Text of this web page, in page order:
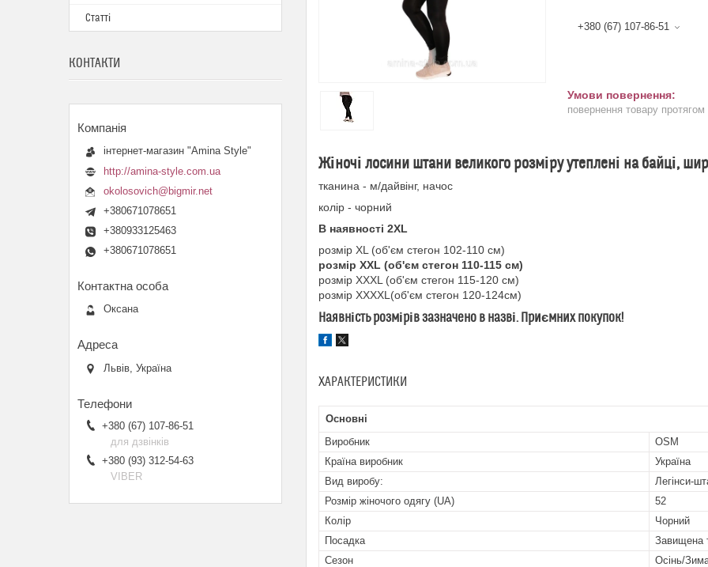
+380 (67) 107-86-51
повернення товару протягом
Жіночі лосини штани великого розміру утеплені на байці,
тканина - м/дайвінг, начос
колір - чорний
В наявності 2XL
розмір XL (об'єм стегон 102-110 см)
розмір XXL (об'єм стегон 110-115 см)
розмір XXXL (об'єм стегон 115-120 см)
розмір XХXXL(об'єм стегон 120-124см)
Наявність розмірів зазначено в назві. Приємних покупок!
ХАРАКТЕРИСТИКИ
Основні
Виробник
OSM
Країна виробник
Україна
Вид виробу:
Легінси-
Розмір жіночого одягу (UA)
52
Колір
Чорний
Посадка
Завищена
Сезон
Осінь/
Статті
КОНТАКТИ
інтернет-магазин "Amina Style"
http://amina-style.com.ua
okolosovich@bigmir.net
+380671078651
+380933125463
+380671078651
Оксана
Львів, Україна
+380 (67) 107-86-51
для дзвінків
+380 (93) 312-54-63
VIBER